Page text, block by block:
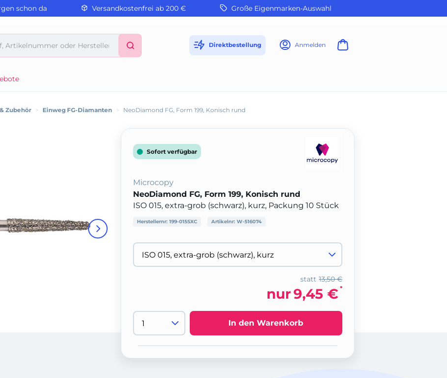
schon da Versandkostenfrei ab 200 € Große Eigenmarken-Auswahl
Direktbestellung Anmelden
Zubehör > Einweg FG-Diamanten > NeoDiamond FG, Form 199, Konisch rund
Sofort verfügbar
Microcopy
NeoDiamond FG, Form 199, Konisch rund
ISO 015, extra-grob (schwarz), kurz, Packung 10 Stück
Herstellernr: 199-015SXC Artikelnr: W-516074
13,50 €
statt
nur9,45 € *
In den Warenkorb